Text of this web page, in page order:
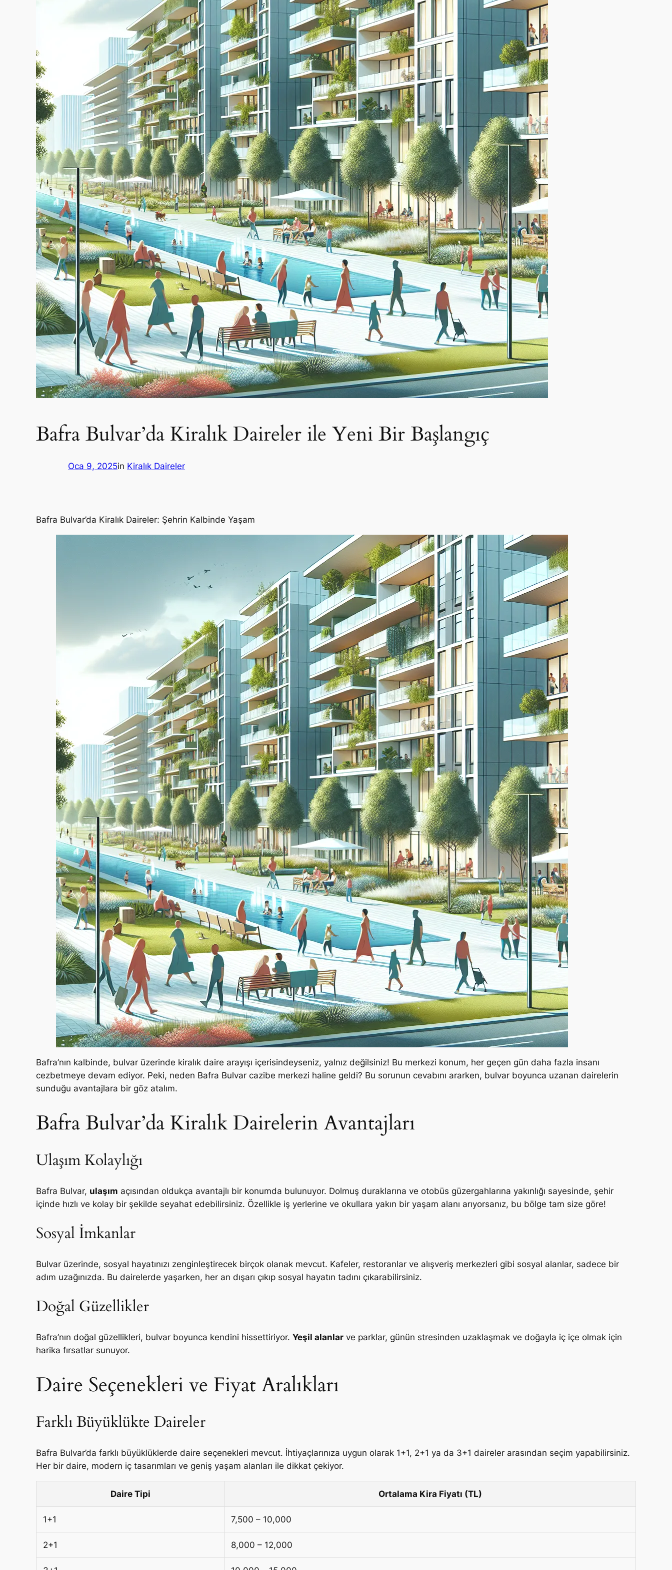
Bafra Bulvar’da Kiralık Daireler ile Yeni Bir Başlangıç
Oca 9, 2025in Kiralık Daireler
Bafra Bulvar’da Kiralık Daireler: Şehrin Kalbinde Yaşam
Bafra’nın kalbinde, bulvar üzerinde kiralık daire arayışı içerisindeyseniz, yalnız değilsiniz! Bu merkezi konum, her geçen gün daha fazla insanı
cezbetmeye devam ediyor. Peki, neden Bafra Bulvar cazibe merkezi haline geldi? Bu sorunun cevabını ararken, bulvar boyunca uzanan dairelerin
sunduğu avantajlara bir göz atalım.
Bafra Bulvar’da Kiralık Dairelerin Avantajları
Ulaşım Kolaylığı
Bafra Bulvar, ulaşım açısından oldukça avantajlı bir konumda bulunuyor. Dolmuş duraklarına ve otobüs güzergahlarına yakınlığı sayesinde, şehir
içinde hızlı ve kolay bir şekilde seyahat edebilirsiniz. Özellikle iş yerlerine ve okullara yakın bir yaşam alanı arıyorsanız, bu bölge tam size göre!
Sosyal İmkanlar
Bulvar üzerinde, sosyal hayatınızı zenginleştirecek birçok olanak mevcut. Kafeler, restoranlar ve alışveriş merkezleri gibi sosyal alanlar, sadece bir
adım uzağınızda. Bu dairelerde yaşarken, her an dışarı çıkıp sosyal hayatın tadını çıkarabilirsiniz.
Doğal Güzellikler
Bafra’nın doğal güzellikleri, bulvar boyunca kendini hissettiriyor. Yeşil alanlar ve parklar, günün stresinden uzaklaşmak ve doğayla iç içe olmak için
harika fırsatlar sunuyor.
Daire Seçenekleri ve Fiyat Aralıkları
Farklı Büyüklükte Daireler
Bafra Bulvar’da farklı büyüklüklerde daire seçenekleri mevcut. İhtiyaçlarınıza uygun olarak 1+1, 2+1 ya da 3+1 daireler arasından seçim yapabilirsiniz.
Her bir daire, modern iç tasarımları ve geniş yaşam alanları ile dikkat çekiyor.
Daire Tipi Ortalama Kira Fiyatı (TL)
1+1 7,500 – 10,000
2+1 8,000 – 12,000